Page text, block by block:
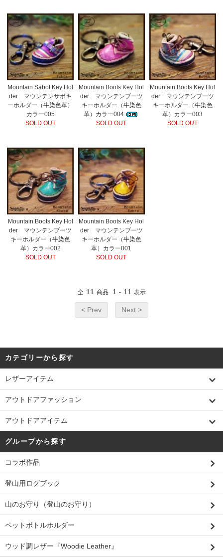
Mountain Sabot Key Hol
der マウンテンサボキ
ーホルダー（牛染色革）
カラー005
SOLD OUT
Mountain Boots Key Hol
der マウンテンブーツ
キーホルダー（牛染色
革）カラー004
SOLD OUT
Mountain Boots Key Hol
der マウンテンブーツ
キーホルダー（牛染色
革）カラー003
SOLD OUT
Mountain Boots Key Hol
der マウンテンブーツ
キーホルダー（牛染色
革）カラー002
SOLD OUT
Mountain Boots Key Hol
der マウンテンブーツ
キーホルダー（牛染色
革）カラー001
SOLD OUT
全 11 商品 1 - 11 表示
< Prev Next >
カテゴリーから探す
レザーアイテム
アウトドアファッション
アウトドアアイテム
グループから探す
コラボ作品
登山用ログブック
山のお守り（登山のお守り）
ペットボトルホルダー
ウッド調レザー『Woodie Leather』